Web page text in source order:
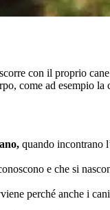
con il proprio
come ad esempio la
quando incontrano
e che si
perché anche i